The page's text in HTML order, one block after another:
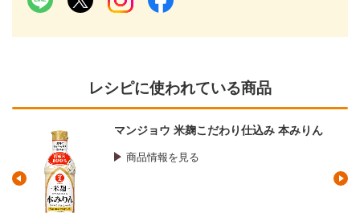
レシピに使われている商品
マンジョウ 米麹こだわり仕込み 本みりん
商品情報を見る